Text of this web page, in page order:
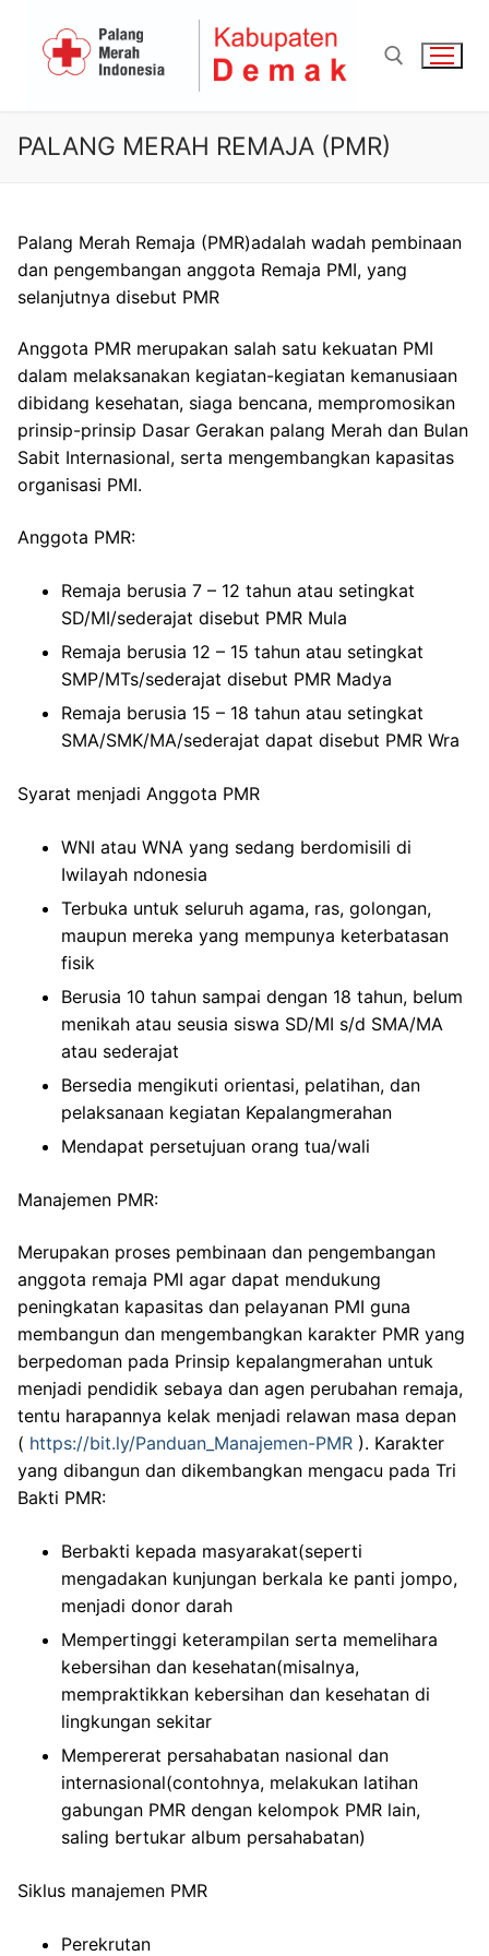
content
Search for:
PALANG MERAH REMAJA (PMR)
Palang Merah Remaja (PMR)adalah wadah pembinaan
dan pengembangan anggota Remaja PMI, yang
selanjutnya disebut PMR
Anggota PMR merupakan salah satu kekuatan PMI
dalam melaksanakan kegiatan-kegiatan kemanusiaan
dibidang kesehatan, siaga bencana, mempromosikan
prinsip-prinsip Dasar Gerakan palang Merah dan Bulan
Sabit Internasional, serta mengembangkan kapasitas
organisasi PMI.
Anggota PMR:
Remaja berusia 7 – 12 tahun atau setingkat
SD/MI/sederajat disebut PMR Mula
Remaja berusia 12 – 15 tahun atau setingkat
SMP/MTs/sederajat disebut PMR Madya
Remaja berusia 15 – 18 tahun atau setingkat
SMA/SMK/MA/sederajat dapat disebut PMR Wra
Syarat menjadi Anggota PMR
WNI atau WNA yang sedang berdomisili di
Iwilayah ndonesia
Terbuka untuk seluruh agama, ras, golongan,
maupun mereka yang mempunya keterbatasan
fisik
Berusia 10 tahun sampai dengan 18 tahun, belum
menikah atau seusia siswa SD/MI s/d SMA/MA
atau sederajat
Bersedia mengikuti orientasi, pelatihan, dan
pelaksanaan kegiatan Kepalangmerahan
Mendapat persetujuan orang tua/wali
Manajemen PMR:
Merupakan proses pembinaan dan pengembangan
anggota remaja PMI agar dapat mendukung
peningkatan kapasitas dan pelayanan PMI guna
membangun dan mengembangkan karakter PMR yang
berpedoman pada Prinsip kepalangmerahan untuk
menjadi pendidik sebaya dan agen perubahan remaja,
tentu harapannya kelak menjadi relawan masa depan
( https://bit.ly/Panduan_Manajemen-PMR ). Karakter
yang dibangun dan dikembangkan mengacu pada Tri
Bakti PMR:
Berbakti kepada masyarakat(seperti
mengadakan kunjungan berkala ke panti jompo,
menjadi donor darah
Mempertinggi keterampilan serta memelihara
kebersihan dan kesehatan(misalnya,
mempraktikkan kebersihan dan kesehatan di
lingkungan sekitar
Mempererat persahabatan nasional dan
internasional(contohnya, melakukan latihan
gabungan PMR dengan kelompok PMR lain,
saling bertukar album persahabatan)
Siklus manajemen PMR
Perekrutan